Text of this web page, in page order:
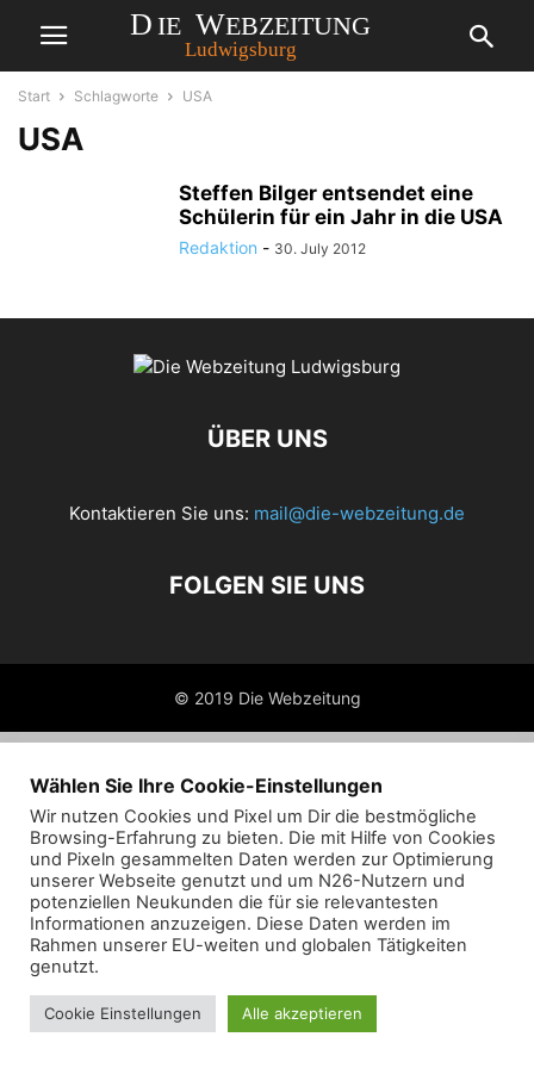
Start Schlagworte USA
USA
Steffen Bilger entsendet eine
Schülerin für ein Jahr in die USA
Redaktion - 30. July 2012
ÜBER UNS
Kontaktieren Sie uns: mail@die-webzeitung.de
FOLGEN SIE UNS
© 2019 Die Webzeitung
Wählen Sie Ihre Cookie-Einstellungen
Wir nutzen Cookies und Pixel um Dir die bestmögliche
Browsing-Erfahrung zu bieten. Die mit Hilfe von Cookies
und Pixeln gesammelten Daten werden zur Optimierung
unserer Webseite genutzt und um N26-Nutzern und
potenziellen Neukunden die für sie relevantesten
Informationen anzuzeigen. Diese Daten werden im
Rahmen unserer EU-weiten und globalen Tätigkeiten
genutzt.
Cookie Einstellungen Alle akzeptieren